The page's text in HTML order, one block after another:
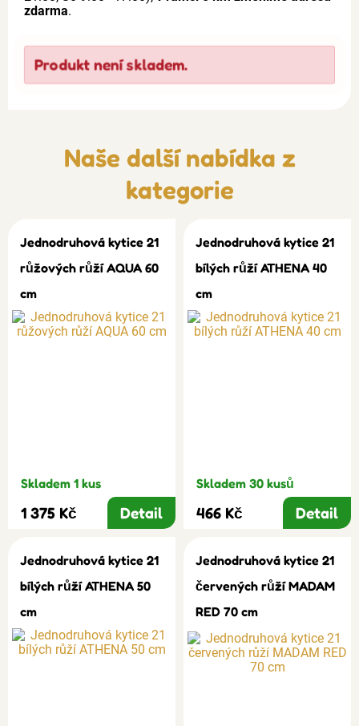
zdarma.
Produkt není skladem.
Naše další nabídka z
kategorie
Jednodruhová kytice 21
růžových růží AQUA 60
cm
Skladem 1 kus
1 375 Kč Detail
Jednodruhová kytice 21
bílých růží ATHENA 40
cm
Skladem 30 kusů
466 Kč Detail
Jednodruhová kytice 21
bílých růží ATHENA 50
cm
Jednodruhová kytice 21
červených růží MADAM
RED 70 cm